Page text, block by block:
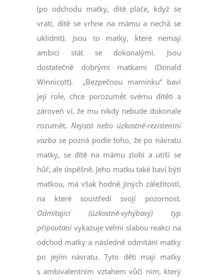
(po odchodu matky, dítě pláče, když se
vrátí, dítě se vrhne na mámu a nechá se
uklidnit). Jsou to matky, které nemají
ambici stát se dokonalými. Jsou
dostatečně dobrými matkami (Donald
Winnicott). „Bezpečnou maminku“ baví
její role, chce porozumět svému dítěti a
zároveň ví, že mu nikdy nebude dokonale
rozumět.Nejistá nebo úzkostně-rezistentní
vazba se pozná podle toho, že po návratu
matky, se dítě na mámu zlobí a utiší se
hůř, ale úspěšně. Jeho matku také baví býti
matkou, má však hodně jiných záležitostí,
na které soustředí svojí pozornost.
Odmítající (úzkostně-vyhýbavý) typ
připoutánívykazuje velmi slabou reakci na
odchod matky a následně odmítání matky
po jejím návratu. Tyto děti mají matky
s ambivalentním vztahem vůči nim, který